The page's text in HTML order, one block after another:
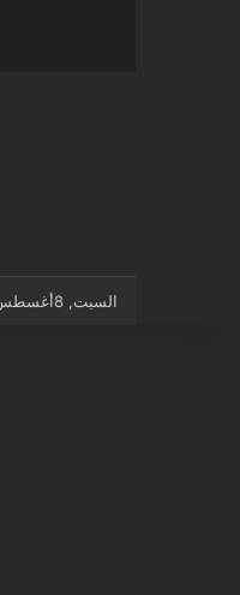
السبت, 8أغسطس 2026